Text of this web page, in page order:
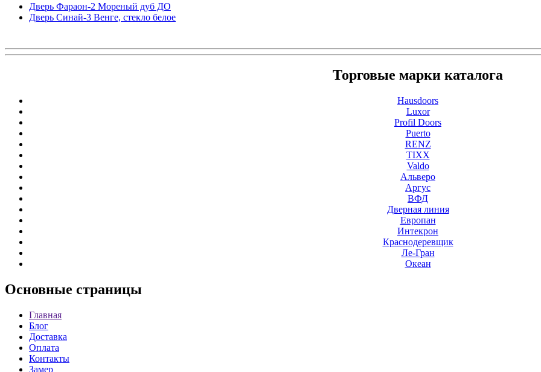
Дверь Фараон-2 Мореный дуб ДО
Дверь Синай-3 Венге, стекло белое
Торговые марки каталога
Hausdoors
Luxor
Profil Doors
Puerto
RENZ
TIXX
Valdo
Альверо
Аргус
ВФД
Дверная линия
Европан
Интекрон
Краснодеревщик
Ле-Гран
Океан
Основные страницы
Главная
Блог
Доставка
Оплата
Контакты
Замер